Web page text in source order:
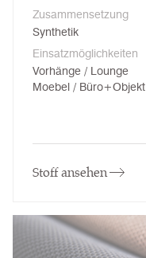
Zusammensetzung
Synthetik
Einsatzmöglichkeiten
Vorhänge / Lounge
Moebel / Büro+Objekt
Stoff ansehen